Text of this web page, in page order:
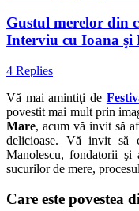
Gustul merelor din
Interviu cu Ioana şi
4 Replies
Vă mai amintiţi de
povestit mai mult prin
Mare, acum vă invit să
delicioase. Vă invit
Manolescu, fondatorii şi
sucurilor de mere,
Care este povestea